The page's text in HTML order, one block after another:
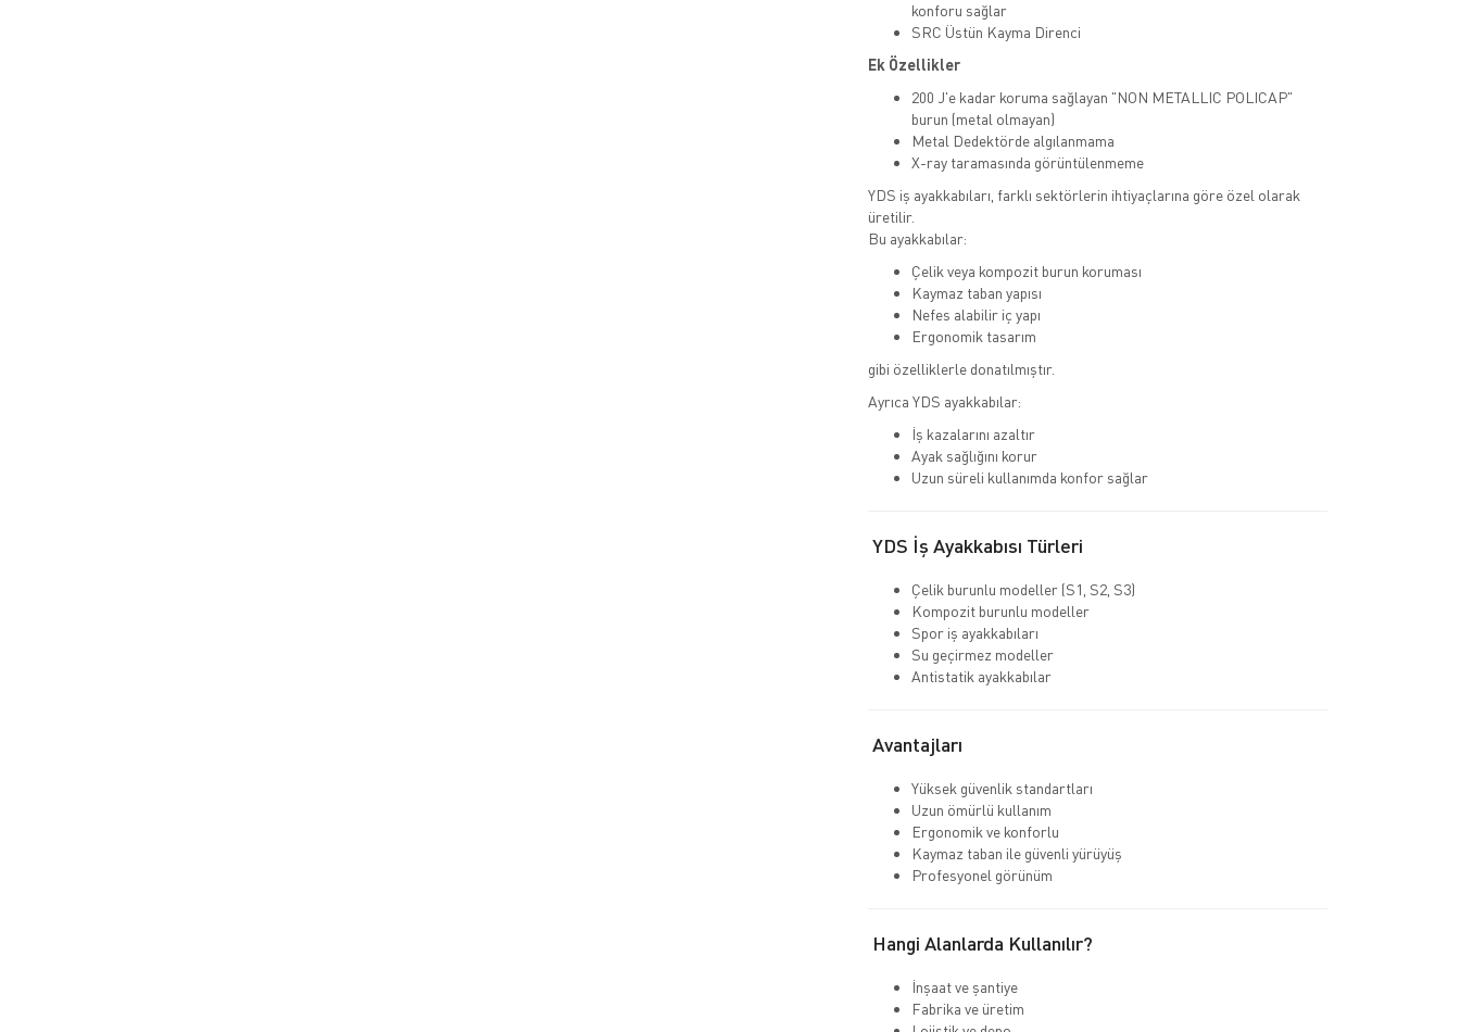
konforu sağlar
SRC Üstün Kayma Direnci
Ek Özellikler
200 J'e kadar koruma sağlayan "NON METALLIC POLICAP"
burun (metal olmayan)
Metal Dedektörde algılanmama
X-ray taramasında görüntülenmeme
YDS iş ayakkabıları, farklı sektörlerin ihtiyaçlarına göre özel olarak
üretilir.
Bu ayakkabılar:
Çelik veya kompozit burun koruması
Kaymaz taban yapısı
Nefes alabilir iç yapı
Ergonomik tasarım
gibi özelliklerle donatılmıştır.
Ayrıca YDS ayakkabılar:
İş kazalarını azaltır
Ayak sağlığını korur
Uzun süreli kullanımda konfor sağlar
YDS İş Ayakkabısı Türleri
Çelik burunlu modeller (S1, S2, S3)
Kompozit burunlu modeller
Spor iş ayakkabıları
Su geçirmez modeller
Antistatik ayakkabılar
Avantajları
Yüksek güvenlik standartları
Uzun ömürlü kullanım
Ergonomik ve konforlu
Kaymaz taban ile güvenli yürüyüş
Profesyonel görünüm
Hangi Alanlarda Kullanılır?
İnşaat ve şantiye
Fabrika ve üretim